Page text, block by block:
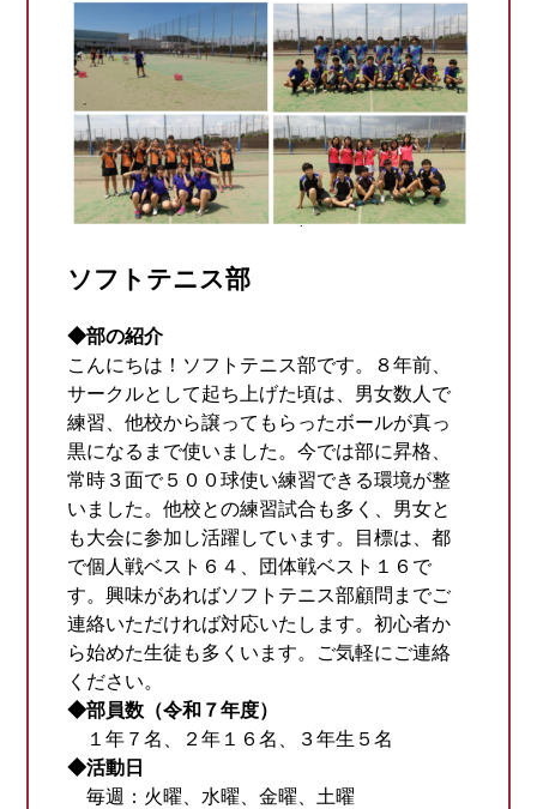
ソフトテニス部
◆部の紹介
こんにちは！ソフトテニス部です。８年前、
サークルとして起ち上げた頃は、男女数人で
練習、他校から譲ってもらったボールが真っ
黒になるまで使いました。今では部に昇格、
常時３面で５００球使い練習できる環境が整
いました。他校との練習試合も多く、男女と
も大会に参加し活躍しています。目標は、都
で個人戦ベスト６４、団体戦ベスト１６で
す。興味があればソフトテニス部顧問までご
連絡いただければ対応いたします。初心者か
ら始めた生徒も多くいます。ご気軽にご連絡
ください。
◆部員数（令和７年度）
１年７名、２年１６名、３年生５名
◆活動日
毎週：火曜、水曜、金曜、土曜